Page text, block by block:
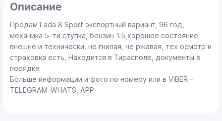
Описание
Продам Lada 8 Sport экспортный вариант, 96 год,
механика 5-ти ступка, бензин 1.5,хорошее состояние
внешне и технически, не гнилая, не ржавая, тех осмотр и
страховка есть, Находится в Тирасполе, документы в
порядке
Больше информации и фото по номеру или в VIBER -
TELEGRAM-WHATS. APP